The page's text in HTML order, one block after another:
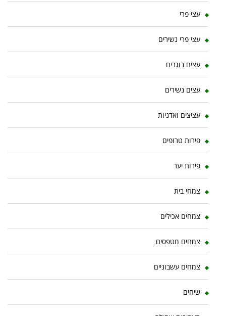
עצי פרי
עצי פרי נשירים
עצים בוגרים
עצים נשירים
עציצים ואדניות
פירות טרופים
פירות יער
צמחי בית
צמחים אכילים
צמחים מטפסים
צמחים עשבוניים
שיחים